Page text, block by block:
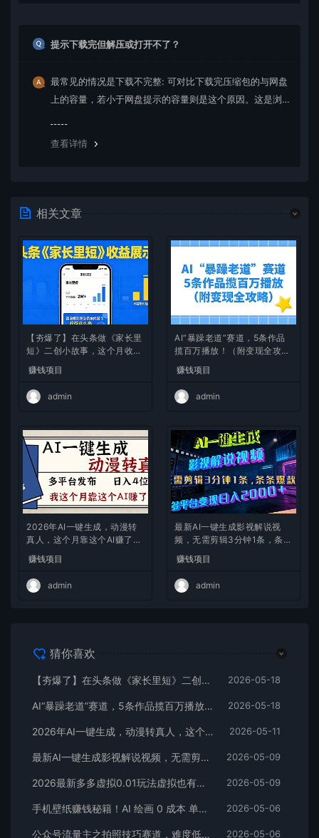
提示下载完但解压或打开不了？
最常见的情况是下载不完整: 可对比下载完压缩包的与网盘
上的容量，若小于网盘提示的容量则是这个原因。这是浏
查看详情
相关文章
【夯爆了】在头条做《家长里
短》二创小故事，这个月收益
赚钱项目
admin
AI“暴躁老道”赛道，5条作品
揽百万播放！（附变现全攻
赚钱项目
admin
2026年AI一键生成，动漫转
真人，这个月靠这个AI赚了2
W+
赚钱项目
admin
最新AI一键生成影视解说视
频，无需剪辑3分钟1条，条条
爆款，多平台变现日入2000
+
赚钱项目
admin
猜你喜欢
【夯爆了】在头条做《家长里短》二创小故事，这个月收益2w+ 2026-05-18
AI“暴躁老道”赛道，5条作品揽百万播放！（附变现全攻略） 2026-05-18
2026年AI一键生成，动漫转真人，这个月靠这个AI赚了2W+ 2026-05-11
最新AI一键生成影视解说视频，无需剪辑3分钟1条，条条爆款，多平台变现日入2000+ 2026-05-09
2026最新多多虚拟0.01玩法虚拟也有新门路轻松日入2500! 2026-05-09
手机壁纸赚钱秘籍！AI 绘画 0 成本 单店狂销 3.8 万单 2026-05-06
公众号流量主之拍照技巧赛道，难度低+流量大，起号第一篇就爆了10w阅读！ 2026-05-06